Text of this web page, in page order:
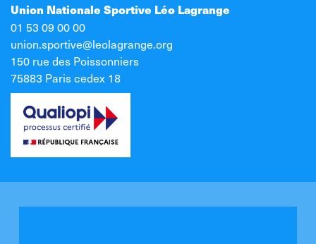
Union Nationale Sportive Léo Lagrange
01 53 09 00 00
union.sportive@leolagrange.org
150 rue des Poissonniers
75883 Paris cedex 18